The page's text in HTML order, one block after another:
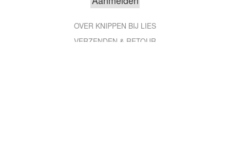
OVER KNIPPEN BIJ LIES
VERZENDEN & RETOUR